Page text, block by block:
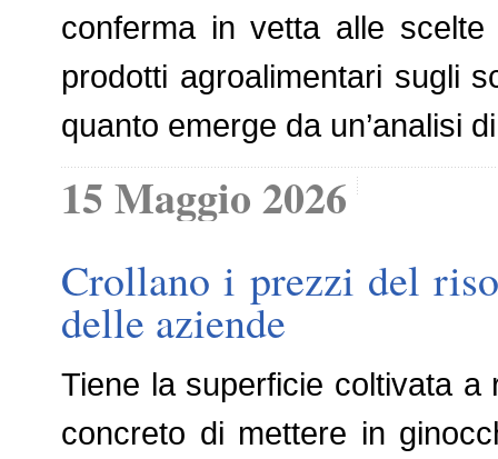
conferma in vetta alle
prodotti agroalimentari sugli
quanto emerge da un’analisi
15 Maggio 2026
Crollano i prezzi del
delle aziende
Tiene la superficie coltivata
concreto di mettere in